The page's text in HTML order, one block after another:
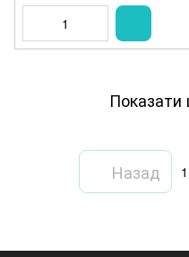
Показати
Назад 1